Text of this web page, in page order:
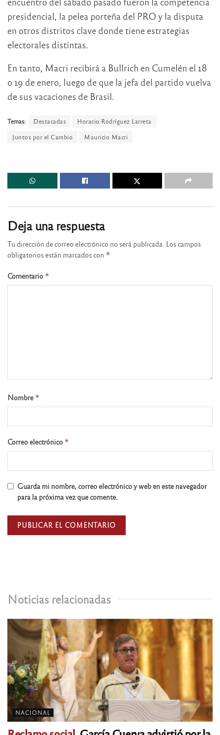
presidencial, la pelea porteña del PRO y la disputa
en otros distritos clave donde tiene estrategias
electorales distintas.
En tanto, Macri recibirá a Bullrich en Cumelén el 18
o 19 de enero, luego de que la jefa del partido vuelva
de sus vacaciones de Brasil.
Temas: Destacadas
Horacio Rodríguez Larreta
Juntos por el Cambio
Mauricio Macri
Noticias relacionadas
NACIONAL
Deja una respuesta
Tu dirección de correo electrónico no será publicada. Los campos
obligatorios están marcados con *
Comentario *
Nombre *
Correo electrónico *
Guarda mi nombre, correo electrónico y web en este navegador
para la próxima vez que comente.